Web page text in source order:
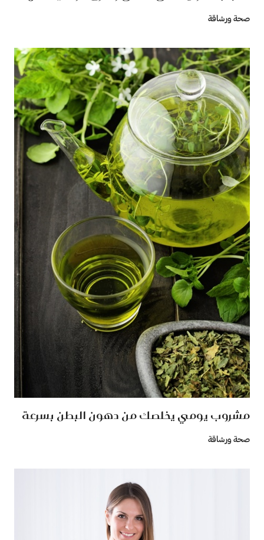
صحة ورشاقة
مشروب يومي يخلصك من دهون البطن بسرعة
صحة ورشاقة